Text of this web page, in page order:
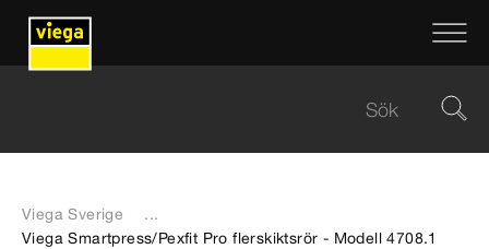
Viega Sverige
...
Viega Smartpress/Pexfit Pro flerskiktsrör - Modell 4708.1